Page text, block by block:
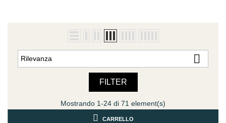
Rilevanza 
FILTER
Mostrando 1-24 di 71 element(s)
CARRELLO